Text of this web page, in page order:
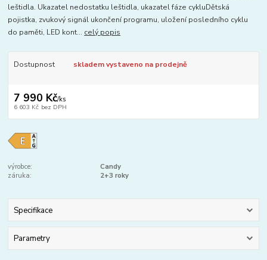
leštidla. Ukazatel nedostatku leštidla, ukazatel fáze cykluDětská
pojistka, zvukový signál ukončení programu, uložení posledního cyklu
do paměti, LED kont... celý popis
Dostupnost skladem vystaveno na prodejně
7 990 Kč/ks
6 603 Kč bez DPH
výrobce:
Candy
záruka:
2+3 roky
Specifikace
Parametry